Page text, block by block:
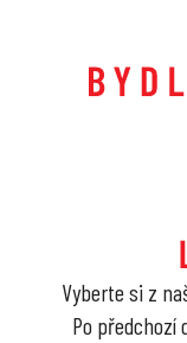
Vyberte si z
Po předchozí